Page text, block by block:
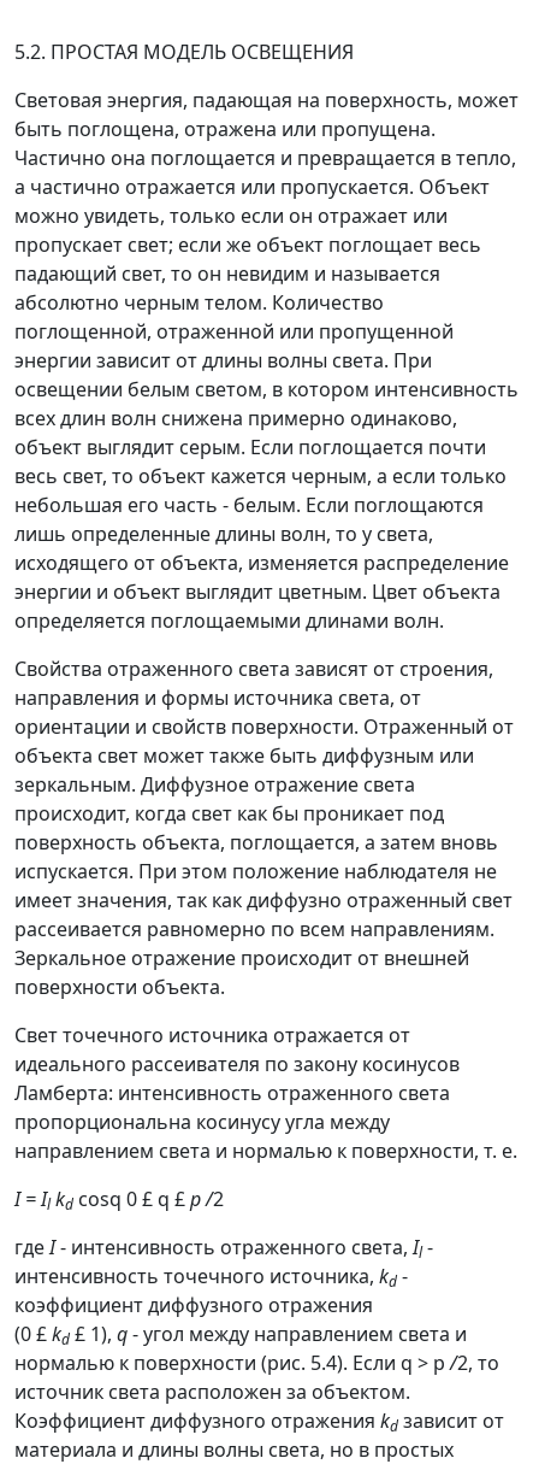
5.2. ПРОСТАЯ МОДЕЛЬ ОСВЕЩЕНИЯ
Световая энергия, падающая на поверхность, может
быть поглощена, отражена или пропущена.
Частично она поглощается и превращается в тепло,
а частично отражается или пропускается. Объект
можно увидеть, только если он отражает или
пропускает свет; если же объект поглощает весь
падающий свет, то он невидим и называется
абсолютно черным телом. Количество
поглощенной, отраженной или пропущенной
энергии зависит от длины волны света. При
освещении белым светом, в котором интенсивность
всех длин волн снижена примерно одинаково,
объект выглядит серым. Если поглощается почти
весь свет, то объект кажется черным, а если только
небольшая его часть - белым. Если поглощаются
лишь определенные длины волн, то у света,
исходящего от объекта, изменяется распределение
энергии и объект выглядит цветным. Цвет объекта
определяется поглощаемыми длинами волн.
Свойства отраженного света зависят от строения,
направления и формы источника света, от
ориентации и свойств поверхности. Отраженный от
объекта свет может также быть диффузным или
зеркальным. Диффузное отражение света
происходит, когда свет как бы проникает под
поверхность объекта, поглощается, а затем вновь
испускается. При этом положение наблюдателя не
имеет значения, так как диффузно отраженный свет
рассеивается равномерно по всем направлениям.
Зеркальное отражение происходит от внешней
поверхности объекта.
Свет точечного источника отражается от
идеального рассеивателя по закону косинусов
Ламберта: интенсивность отраженного света
пропорциональна косинусу угла между
направлением света и нормалью к поверхности, т. е.
I = Il kd cosq 0£q £p/2
гдеI- интенсивность отраженного света, Il -
интенсивность точечного источника, kd -
коэффициент диффузного отражения
(0£kd £ 1), q-угол между направлением света и
нормалью к поверхности (рис. 5.4). Если q > p /2, то
источник света расположен за объектом.
Коэффициент диффузного отражения kd зависит от
материала и длины волны света, но в простых